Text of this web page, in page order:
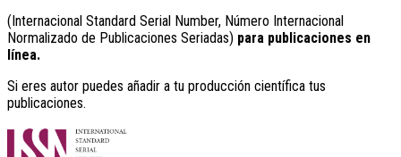
(Internacional Standard Serial Number, Número Internacional
Normalizado de Publicaciones Seriadas) para publicaciones en
línea.
Si eres autor puedes añadir a tu producción científica tus
publicaciones.